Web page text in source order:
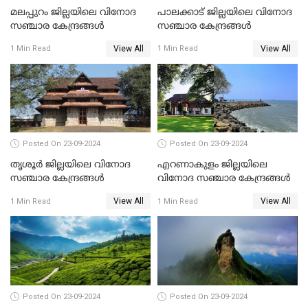
മലപ്പുറം ജില്ലയിലെ വിനോദ
സഞ്ചാര കേന്ദ്രങ്ങൾ
1 Min Read View All
പാലക്കാട് ജില്ലയിലെ വിനോദ
സഞ്ചാര കേന്ദ്രങ്ങൾ
1 Min Read View All
Posted On 23-09-2024
തൃശൂർ ജില്ലയിലെ വിനോദ
സഞ്ചാര കേന്ദ്രങ്ങൾ
1 Min Read View All
Posted On 23-09-2024
എറണാകുളം ജില്ലയിലെ
വിനോദ സഞ്ചാര കേന്ദ്രങ്ങൾ
1 Min Read View All
Posted On 23-09-2024 Posted On 23-09-2024